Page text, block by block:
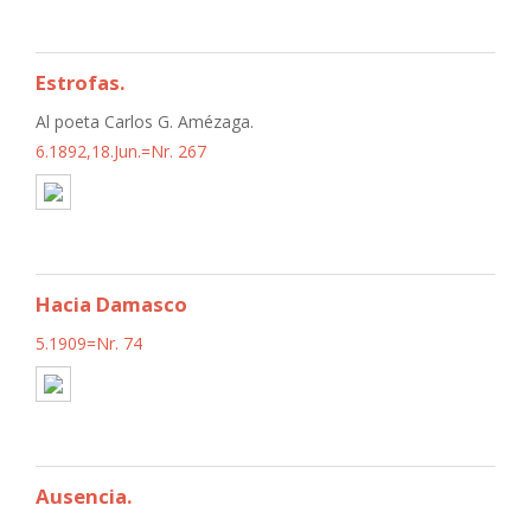
Estrofas.
Al poeta Carlos G. Amézaga.
6.1892,18.Jun.=Nr. 267
Hacia Damasco
5.1909=Nr. 74
Ausencia.